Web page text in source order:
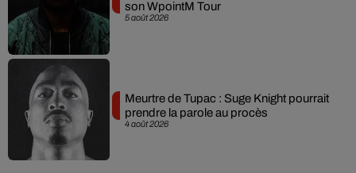
5 août 2026
son WpointM Tour
4 août 2026
Meurtre de Tupac : Suge Knight pourrait
prendre la parole au procès